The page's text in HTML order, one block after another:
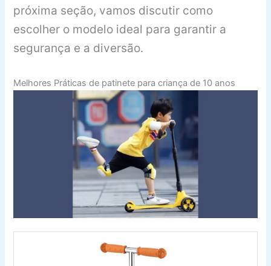
próxima seção, vamos discutir como
escolher o modelo ideal para garantir a
segurança e a diversão.
Melhores Práticas de patinete para criança de 10 anos